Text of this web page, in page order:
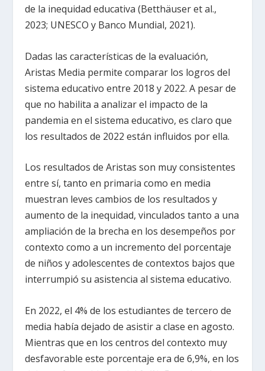
de la inequidad educativa (Betthäuser et al.,
2023; UNESCO y Banco Mundial, 2021).
Dadas las características de la evaluación,
Aristas Media permite comparar los logros del
sistema educativo entre 2018 y 2022. A pesar de
que no habilita a analizar el impacto de la
pandemia en el sistema educativo, es claro que
los resultados de 2022 están influidos por ella.
Los resultados de Aristas son muy consistentes
entre sí, tanto en primaria como en media
muestran leves cambios de los resultados y
aumento de la inequidad, vinculados tanto a una
ampliación de la brecha en los desempeños por
contexto como a un incremento del porcentaje
de niños y adolescentes de contextos bajos que
interrumpió su asistencia al sistema educativo.
En 2022, el 4% de los estudiantes de tercero de
media había dejado de asistir a clase en agosto.
Mientras que en los centros del contexto muy
desfavorable este porcentaje era de 6,9%, en los